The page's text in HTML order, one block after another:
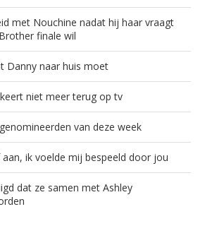
met Nouchine nadat hij haar vraagt
finale wil
Danny naar huis moet
niet meer terug op tv
van deze week
ik voelde mij bespeeld door jou
dat ze samen met Ashley